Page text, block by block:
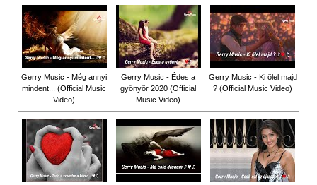
Gerry Music - Még annyi
mindent... (Official Music
Video)
Gerry Music - Édes a
gyönyör 2020 (Official
Music Video)
Gerry Music - Ki ölel majd
? (Official Music Video)